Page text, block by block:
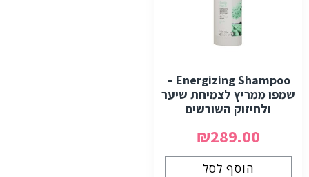
Energizing Shampoo –
שמפו ממריץ לצמיחת שיער
ולחיזוק השורשים
₪289.00
הוסף לסל